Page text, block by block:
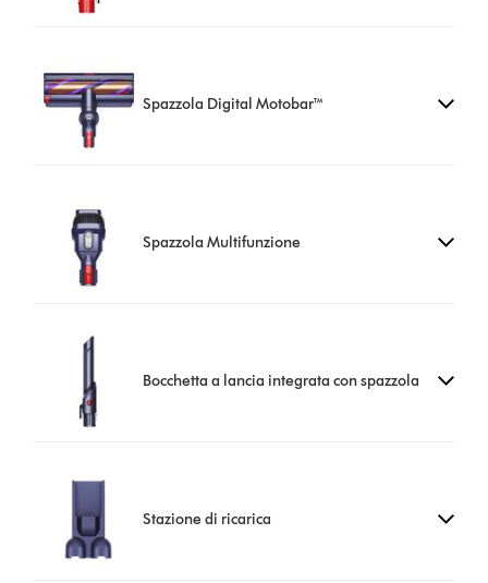
Spazzola Digital Motobar™
Spazzola Multifunzione
Bocchetta a lancia integrata con spazzola
Stazione di ricarica